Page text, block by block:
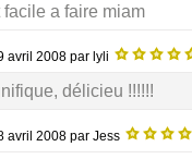
a faire miam
avril 2008 par lyli
délicieu !!!!!!
avril 2008 par Jess